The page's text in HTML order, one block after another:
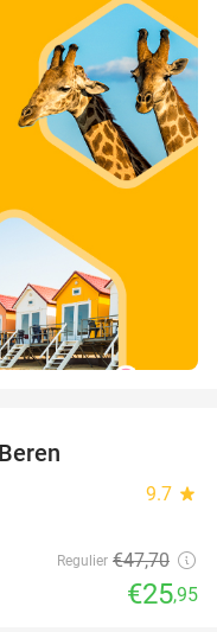
9.7 star
Regulier €47,70
€25,95